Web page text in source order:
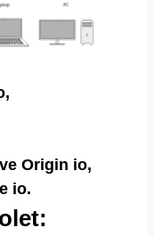
Origin io,
io.​​